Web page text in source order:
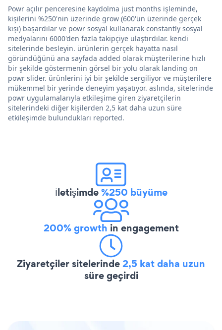
Powr açılır penceresine kaydolma just months işleminde,
kişilerini %250'nin üzerinde grow (600'ün üzerinde gerçek
kişi) başardılar ve powr sosyal kullanarak constantly sosyal
medyalarını 6000'den fazla takipçiye ulaştırdılar. kendi
sitelerinde besleyin. ürünlerin gerçek hayatta nasıl
göründüğünü ana sayfada added olarak müşterilerine hızlı
bir şekilde göstermenin görsel bir yolu olarak landing on
powr slider. ürünlerini iyi bir şekilde sergiliyor ve müşterilere
mükemmel bir yerinde deneyim yaşatıyor. aslında, sitelerinde
powr uygulamalarıyla etkileşime giren ziyaretçilerin
sitelerindeki diğer kişilerden 2,5 kat daha uzun süre
etkileşimde bulundukları reported.
İletişimde%250 büyüme
200% growth in engagement
Ziyaretçiler sitelerinde2,5 kat daha uzun
süre geçirdi